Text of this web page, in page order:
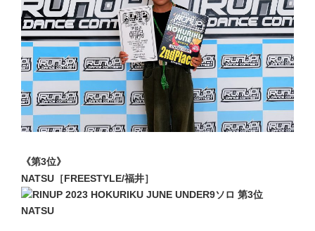
《第3位》
NATSU［FREESTYLE/福井］